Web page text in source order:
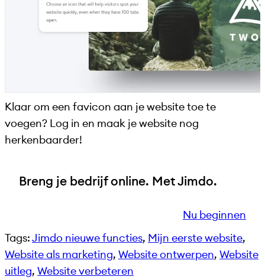
Klaar om een favicon aan je website toe te
voegen? Log in en maak je website nog
herkenbaarder!
Breng je bedrijf online. Met Jimdo.
Nu beginnen
Tags:Jimdo nieuwe functies, Mijn eerste website
Website als marketing, Website ontwerpen, Website
uitleg, Website verbeteren